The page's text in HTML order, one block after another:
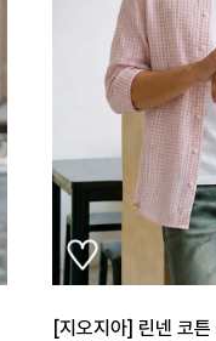
[지오지아] 린넨 코